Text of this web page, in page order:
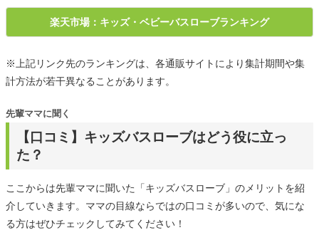
楽天市場：キッズ・ベビーバスローブランキング
※上記リンク先のランキングは、各通販サイトにより集計期間や集
計方法が若干異なることがあります。
【口コミ】キッズバスローブはどう役に立っ
た？
先輩ママに聞く
ここからは先輩ママに聞いた「キッズバスローブ」のメリットを紹
介していきます。ママの目線ならではの口コミが多いので、気にな
る方はぜひチェックしてみてください！